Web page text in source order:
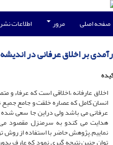
صفحه اصلی مرور اطلاعات
بر اخلاق عرفانی در
اخلاق عارفانه ،اخلاقی است که عرفاء
انسان کامل که عصاره خلقت و جامع
عرفانی می باشد ولی دراین جا سعی
هدایت می کندو به سرمنزل مقصود می
نماییم.پژوهش حاضر با استفاده از روش
توان چنین نتیجه گیری نمود که عارف